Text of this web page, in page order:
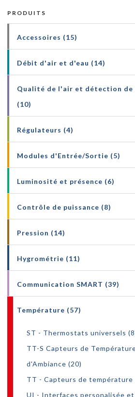
PRODUITS
Accessoires (15)
Débit d'air et d'eau (14)
Qualité de l'air et détection de
(10)
Régulateurs (4)
Modules d'Entrée/Sortie (5)
Luminosité et présence (6)
Contrôle de puissance (8)
Pression (14)
Hygrométrie (11)
Communication SMART (39)
Température (57)
ST - Thermostats universels
TT-S Capteurs de
d'Ambiance (20)
TT - Capteurs de température
UI - Interfaces personalisée et